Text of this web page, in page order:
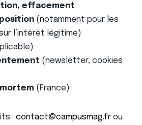
effacement
(notamment pour les
l’intérêt légitime)
(newsletter, cookies
(France)
: contact@campusmag.fr ou